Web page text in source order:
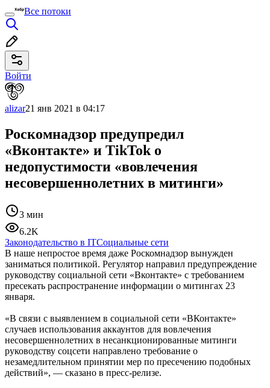
Все потоки
Войти
alizar21 янв 2021 в 04:17
Роскомнадзор предупредил
«Вконтакте» и TikTok о
недопустимости «вовлечения
несовершеннолетних в митинги»
3 мин
6.2K
Законодательство в ITСоциальные сети
В наше непростое время даже Роскомнадзор вынужден
заниматься политикой. Регулятор направил предупреждение
руководству социальной сети «Вконтакте» с требованием
пресекать распространение информации о митингах 23
января.
«В связи с выявлением в социальной сети «ВКонтакте»
случаев использования аккаунтов для вовлечения
несовершеннолетних в несанкционированные митинги
руководству соцсети направлено требование о
незамедлительном принятии мер по пресечению подобных
действий», — сказано в пресс-релизе.